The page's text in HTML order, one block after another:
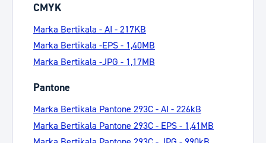
CMYK
Marka Bertikala - AI - 217KB
Marka Bertikala -EPS - 1,40MB
Marka Bertikala -JPG - 1,17MB
Pantone
Marka Bertikala Pantone 293C - AI - 226kB
Marka Bertikala Pantone 293C - EPS - 1,41MB